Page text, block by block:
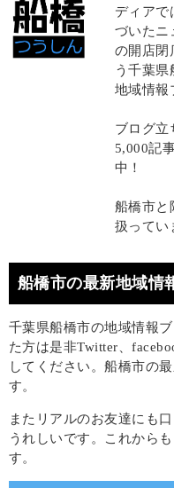
ディアで
づいたニ
の開店閉
う千葉県
地域情報
ブログ立
5,000記
中！
船橋市と
扱ってい
船橋市の最新地域情
千葉県船橋市の地域情報
た方は是非Twitter、
してください。船橋市の
す。
またリアルのお友達にも
うれしいです。これから
す。